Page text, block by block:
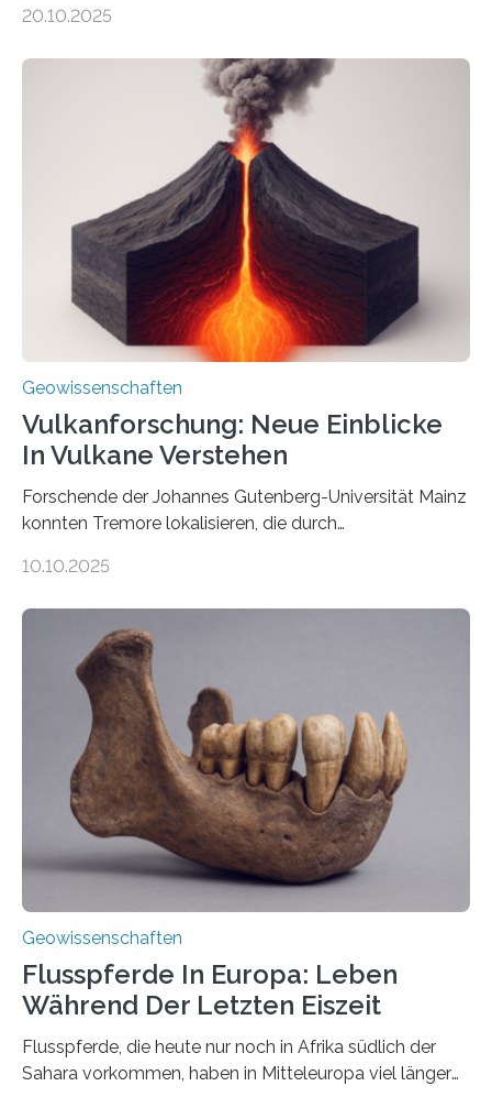
Sedimenten zu finden sind. Nun ist es einem
Domänen auf einem dieser „Riesenmagnetfossilien” mit
einer raffinierten Methode an der Diamond-
Röntgenquelle zu kartieren. Ihre Analyse zeigt, dass
diese Partikel es den Organismen ermöglicht haben
könnten, winzige Schwankungen sowohl in der
Richtung als auch in der Intensität des Erdmagnetfelds
wahrzunehmen. Dadurch konnten sie sich verorten und
über den Ozean navigieren. Vor einigen Jahren…
20.10.2025
Geowissenschaften
Vulkanforschung: Neue Einblicke
In Vulkane Verstehen
Forschende der Johannes Gutenberg-Universität Mainz
konnten Tremore lokalisieren, die durch
Vulkan? Was passiert in der Erde darunter? Wo
erzeugt durch Magma oder Gase, die sich durch
Schlote einen Weg nach oben bahnen? Jun.-Prof. Dr.
Miriam Christina Reiss, Vulkanseismologin an der
Johannes Gutenberg-Universität Mainz (JGU), und ihr
Team haben am Vulkan Oldoinyo Lengai in Tansania
solche Tremore lokalisiert. „Wir konnten die Tremore
nicht nur nachweisen, sondern ihren Ort in…
10.10.2025
Geowissenschaften
Flusspferde In Europa: Leben
Während Der Letzten Eiszeit
Flusspferde, die heute nur noch in Afrika südlich der
Sahara vorkommen, haben in Mitteleuropa viel länger